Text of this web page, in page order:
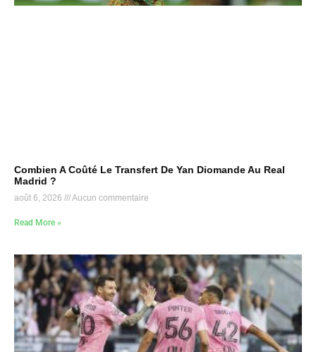
Combien A Coûté Le Transfert De Yan Diomande Au Real
Madrid ?
août 6, 2026 Aucun commentaire
Read More »